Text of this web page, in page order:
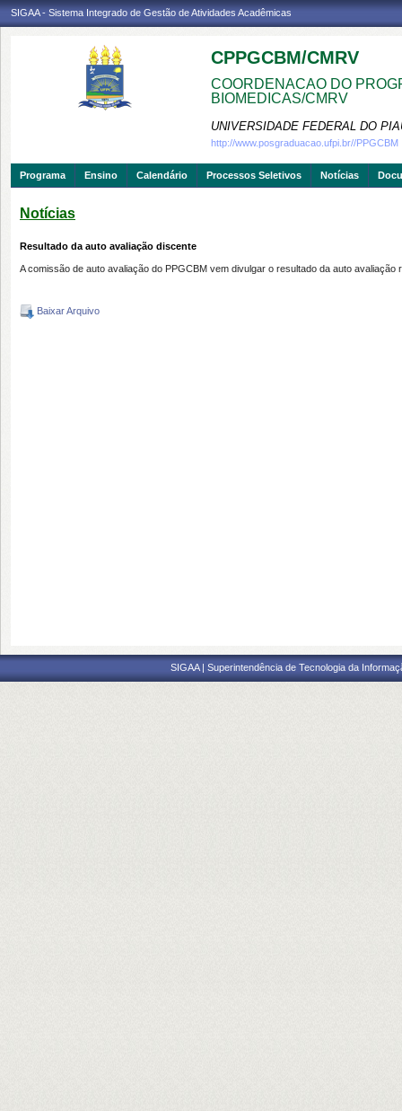
SIGAA - Sistema Integrado de Gestão de Atividades Acadêmicas
CPPGCBM/CMRV
COORDENACAO DO
BIOMEDICAS/CMRV
UNIVERSIDADE FEDERAL DO
http://www.posgraduacao.ufpi.br//PPGCBM
Programa Ensino Calendário Processos Seletivos Notícias
Notícias
Resultado da auto avaliação discente
A comissão de auto avaliação do PPGCBM vem divulgar o resultado da auto
Baixar Arquivo
SIGAA | Superintendência de Tecnologia da